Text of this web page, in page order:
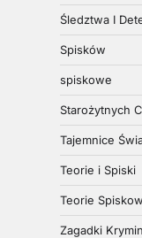
Śledztwa I
Spisków
spiskowe
Starożytnych
Tajemnice
Teorie i Spiski
Teorie
Zagadki